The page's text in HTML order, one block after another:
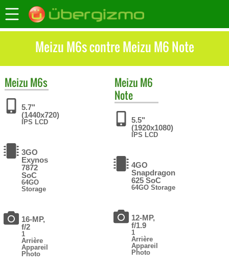
Meizu M6s contre Meizu M6 Note
Meizu M6s
5.7"
(1440x720)
IPS LCD
3GO
Exynos
7872
SoC
64GO
Storage
16-MP,
f/2
1
Arrière
Appareil
Photo
Meizu M6
Note
5.5"
(1920x1080)
IPS LCD
4GO
Snapdragon
625 SoC
64GO Storage
12-MP,
f/1.9
1
Arrière
Appareil
Photo